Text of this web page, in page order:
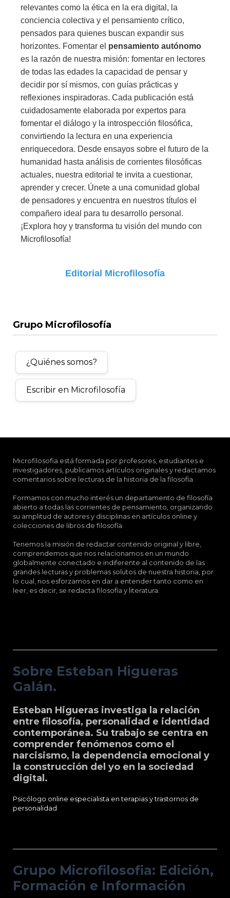
relevantes como la ética en la era digital, la
conciencia colectiva y el pensamiento crítico,
pensados para quienes buscan expandir sus
horizontes. Fomentar el pensamiento autónomo
es la razón de nuestra misión: fomentar en lectores
de todas las edades la capacidad de pensar y
decidir por sí mismos, con guías prácticas y
reflexiones inspiradoras. Cada publicación está
cuidadosamente elaborada por expertos para
fomentar el diálogo y la introspección filosófica,
convirtiendo la lectura en una experiencia
enriquecedora. Desde ensayos sobre el futuro de la
humanidad hasta análisis de corrientes filosóficas
actuales, nuestra editorial te invita a cuestionar,
aprender y crecer. Únete a una comunidad global
de pensadores y encuentra en nuestros títulos el
compañero ideal para tu desarrollo personal.
¡Explora hoy y transforma tu visión del mundo con
Microfilosofía!
Editorial Microfilosofía
Grupo Microfilosofía
¿Quiénes somos?
Escribir en Microfilosofía
Microfilosofia está formada por profesores, estudiantes e
investigadores, publicamos artículos originales y redactamos
comentarios sobre lecturas de la historia de la filosofía.
Formamos con mucho interés un departamento de filosofía
abierto a todas las corrientes de pensamiento, organizando
su amplitud de autores y disciplinas en artículos online y
colecciones de libros de filosofía.
Tenemos la misión de redactar contenido original y libre,
comprendemos que nos relacionamos en un mundo
globalmente conectado e indiferente al contenido de las
grandes lecturas y problemas solutos de nuestra historia, por
lo cual, nos esforzamos en dar a entender tanto como en
leer, es decir, se redacta filosofía y literatura.
Sobre Esteban Higueras
Galán.
Esteban Higueras investiga la relación
entre filosofía, personalidad e identidad
contemporánea. Su trabajo se centra en
comprender fenómenos como el
narcisismo, la dependencia emocional y
la construcción del yo en la sociedad
digital.
Psicólogo online especialista en terapias y trastornos de
personalidad
Grupo Microfilosofia: Edición,
Formación e Información